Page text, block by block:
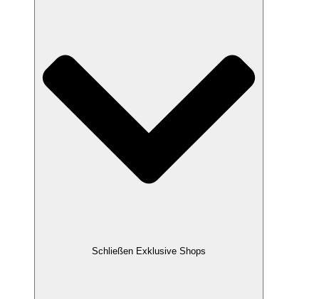
Schließen Exklusive Shops